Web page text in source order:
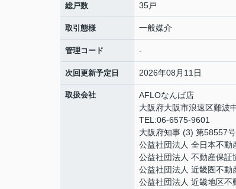
総戸数 35戸
取引態様 一般媒介
管理コード -
次回更新予定日 2026年08月11日
取扱会社
AFLOなんば店
大阪府大阪市浪速区難波
TEL:06-6575-9601
大阪府知事 (3) 第58557号
公益社団法人 全日本不動
公益社団法人 不動産保証
公益社団法人 近畿圏不動
公益社団法人 近畿地区不